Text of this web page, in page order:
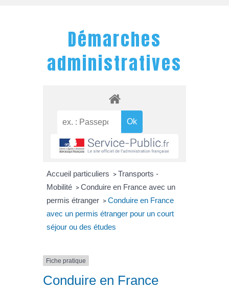
Démarches
administratives
Accueil particuliers > Transports -
Mobilité > Conduire en France avec un
permis étranger > Conduire en France
avec un permis étranger pour un court
séjour ou des études
Fiche pratique
Conduire en France